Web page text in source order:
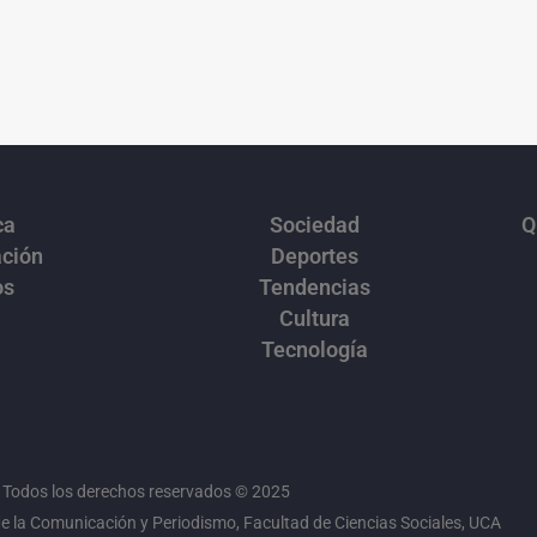
Sociedad
Deportes
Tendencias
Cultura
Tecnología
Todos los derechos reservados © 2025
la Comunicación y Periodismo, Facultad de Ciencias Sociales, UCA